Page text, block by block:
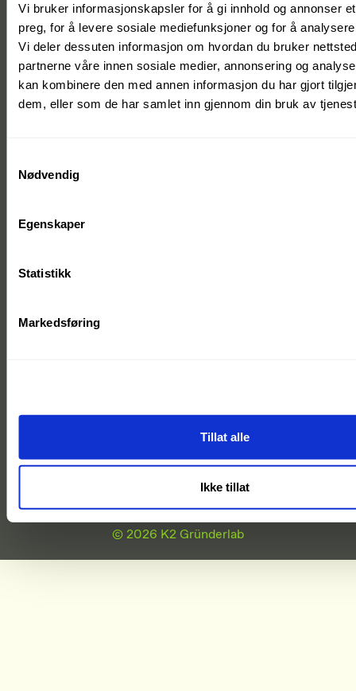
Vi bruker informasjonskapsler for å gi innhold og annonser
preg, for å levere sosiale mediefunksjoner og for å
Vi deler dessuten informasjon om hvordan du bruker
partnerne våre innen sosiale medier, annonsering og
kan kombinere den med annen informasjon du har gjort
dem, eller som de har samlet inn gjennom din bruk av
Nødvendig
Egenskaper
Statistikk
Markedsføring
Tillat alle
Ikke tillat
© 2026 K2 Gründerlab